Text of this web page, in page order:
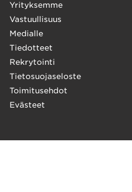
Yrityksemme
Vastuullisuus
Medialle
Tiedotteet
Rekrytointi
Tietosuojaseloste
Toimitusehdot
Evästeet